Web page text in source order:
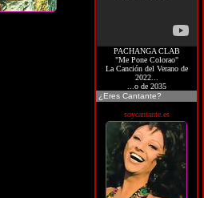
PACHANGA CLAB
"Me Pone Colorao"
La Canción del Verano de
2022...
...o de 2035
¿Eres Cantante?
soycantante.es